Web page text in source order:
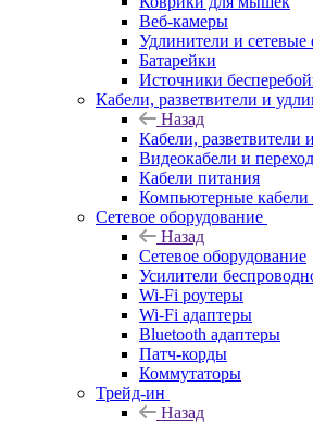
Веб-камеры
Удлинители и сетевые
Батарейки
Источники
Кабели, разветвители и
Назад
Кабели, разветвители
Видеокабели и
Кабели питания
Компьютерные кабели
Сетевое оборудование
Назад
Сетевое оборудование
Усилители
Wi-Fi роутеры
Wi-Fi адаптеры
Bluetooth адаптеры
Патч-корды
Коммутаторы
Трейд-ин
Назад